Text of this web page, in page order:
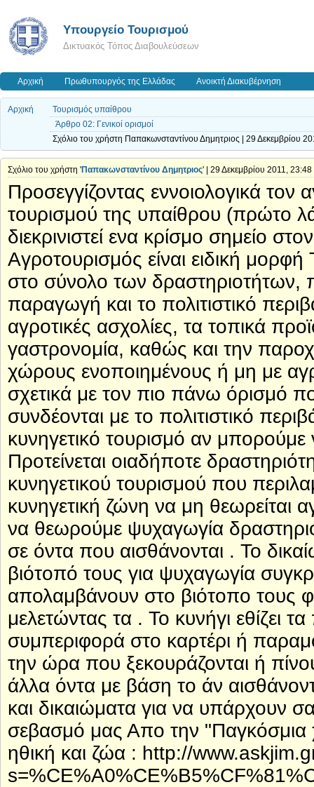
Υπουργείο Τουρισμού
Δικτυακός Τόπος Διαβουλεύσεων
Αρχική Πρωθυπουργός της Ελλάδας Ανοικτή Διακυβέρνηση
Αρχική
Τουρισμός υπαίθρου
Άρθρο 02: Γενικοί ορισμοί
Σχόλιο του χρήστη Παπακωνσταντίνου Δημητριος | 29 Δεκεμβρίου
Σχόλιο του χρήστη 'Παπακωνσταντίνου Δημητριος' | 29 Δεκεμβρίου 2011, 23:48
Προσεγγίζοντας εννοιολογικά
τουρισμού της υπαίθρου (πρώτο
διεκρινιστεί ενα κρίσμο σημείο
Αγροτουρισμός είναι ειδική
στο σύνολο των δραστηριοτήτων,
παραγωγή και το πολιτιστικό
αγροτικές ασχολίες, τα τοπικά
γαστρονομία, καθώς και την
χώρους ενοποιημένους ή μη με
σχετικά με τον πιο πάνω όρισμό
συνδέονται με το πολιτιστικό
κυνηγετικό τουρισμό αν
Προτείνεται οιαδήποτε
κυνηγετικού τουρισμού που
κυνηγετική ζώνη να μη θεωρείται
να θεωρούμε ψυχαγωγία
σε όντα που αισθάνονται . Το
βιότοπό τους για ψυχαγωγία
απολαμβάνουν στο βιότοπο τους
μελετώντας τα . Το κυνήγι εθίζει
συμπεριφορά στο καρτέρι ή
την ώρα που ξεκουράζονται ή
άλλα όντα με βάση το άν
και δικαιώματα για να υπάρχουν
σεβασμό μας Απο την "Παγκόσμια
ηθική και ζώα : http://